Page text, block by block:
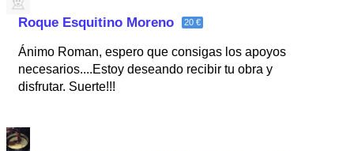
Roque Esquitino Moreno 20 €
Ánimo Roman, espero que consigas los apoyos
necesarios....Estoy deseando recibir tu obra y
disfrutar. Suerte!!!